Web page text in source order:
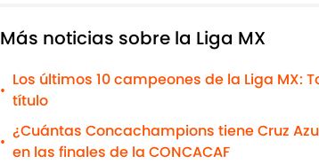
Más noticias sobre la Liga MX
•
Los últimos 10 campeones de la Liga MX:
título
•
¿Cuántas Concachampions tiene Cruz
en las finales de la CONCACAF